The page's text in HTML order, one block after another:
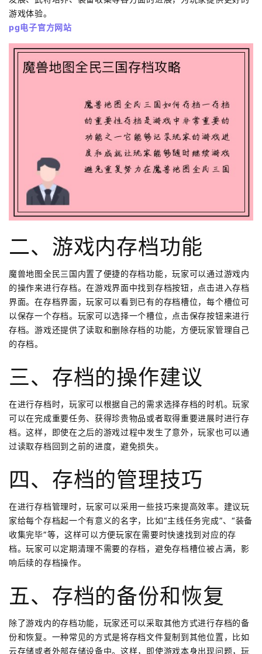
游戏体验。
pg电子官方网站
二、游戏内存档功能
魔兽地图全民三国内置了便捷的存档功能，玩家可以通过游戏内
的操作来进行存档。在游戏界面中找到存档按钮，点击进入存档
界面。在存档界面，玩家可以看到已有的存档槽位，每个槽位可
以保存一个存档。玩家可以选择一个槽位，点击保存按钮来进行
存档。游戏还提供了读取和删除存档的功能，方便玩家管理自己
的存档。
三、存档的操作建议
在进行存档时，玩家可以根据自己的需求选择存档的时机。玩家
可以在完成重要任务、获得珍贵物品或者取得重要进展时进行存
档。这样，即使在之后的游戏过程中发生了意外，玩家也可以通
过读取存档回到之前的进度，避免损失。
四、存档的管理技巧
在进行存档管理时，玩家可以采用一些技巧来提高效率。建议玩
家给每个存档起一个有意义的名字，比如“主线任务完成”、“装备
收集完毕”等，这样可以方便玩家在需要时快速找到对应的存
档。玩家可以定期清理不需要的存档，避免存档槽位被占满，影
响后续的存档操作。
五、存档的备份和恢复
除了游戏内的存档功能，玩家还可以采取其他方式进行存档的备
份和恢复。一种常见的方式是将存档文件复制到其他位置，比如
云存储或者外部存储设备中。这样，即使游戏本身出现问题，玩